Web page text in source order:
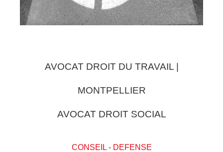
AVOCAT DROIT DU TRAVAIL |
MONTPELLIER
AVOCAT DROIT SOCIAL
CONSEIL- DEFENSE